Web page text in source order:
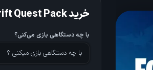
خرید Graveyard Drift Quest Pack
با چه دستگاهی بازی می‌کنی؟
با چه دستگاهی بازی میکنی ؟